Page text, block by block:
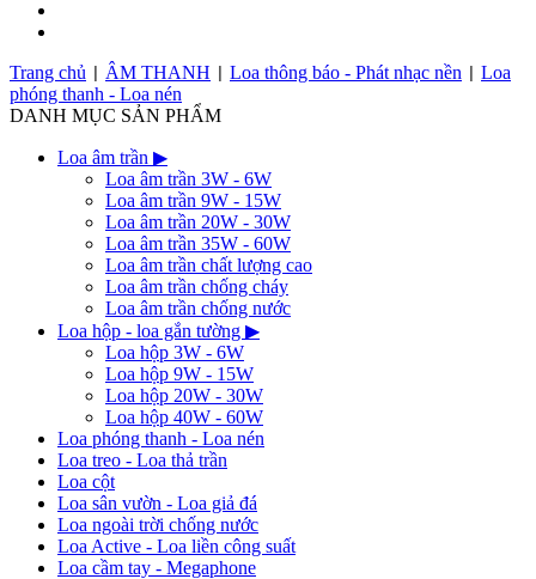
Trang chủ
ÂM THANH Loa thông báo - Phát nhạc nền
Loa
phóng thanh - Loa nén
DANH MỤC SẢN PHẨM
Loa âm trần ▶
Loa âm trần 3W - 6W
Loa âm trần 9W - 15W
Loa âm trần 20W - 30W
Loa âm trần 35W - 60W
Loa âm trần chất lượng cao
Loa âm trần chống cháy
Loa âm trần chống nước
Loa hộp - loa gắn tường ▶
Loa hộp 3W - 6W
Loa hộp 9W - 15W
Loa hộp 20W - 30W
Loa hộp 40W - 60W
Loa phóng thanh - Loa nén
Loa treo - Loa thả trần
Loa cột
Loa sân vườn - Loa giả đá
Loa ngoài trời chống nước
Loa Active - Loa liền công suất
Loa cầm tay - Megaphone